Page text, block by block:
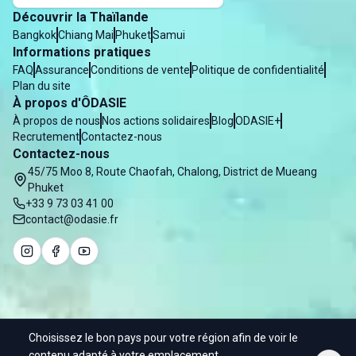
Découvrir la Thaïlande
BangkokChiang Mai PhuketSamui
Informations pratiques
FAQAssuranceConditions de vente Politique de confidentialité
Plan du site
À propos d'ÔDASIE
À propos de nous Nos actions solidaires BlogODASIE+
RecrutementContactez-nous
Contactez-nous
45/75 Moo 8, Route Chaofah, Chalong, District de Mueang
Phuket
+33 9 73 03 41 00
contact@odasie.fr
© 2025 Odasie - Water of Asia Co. Ltd
Choisissez le bon pays pour votre région afin de voir le